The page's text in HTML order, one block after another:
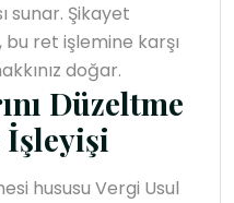
sunar. Şikayet
ret işlemine karşı
doğar.
Düzeltme
İşleyişi
hususu Vergi Usul